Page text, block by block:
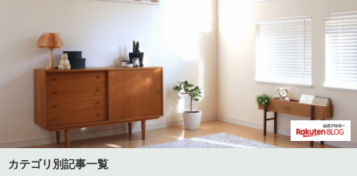
カテゴリ別記事一覧